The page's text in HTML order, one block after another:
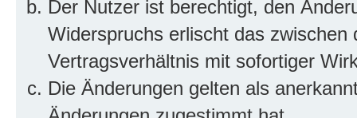
Der Nutzer ist berechtigt, den
Widerspruchs erlischt das
Vertragsverhältnis mit sofortiger
Die Änderungen gelten als